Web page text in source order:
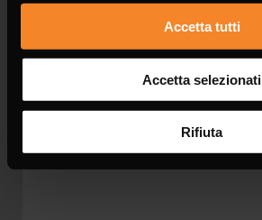
Accetta tutti
Accetta selezionati
Rifiuta
Message *